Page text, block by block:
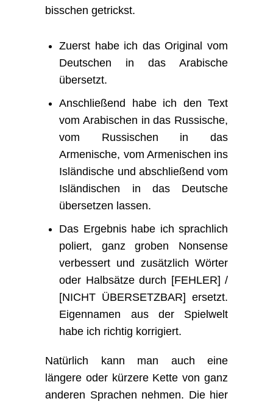
bisschen getrickst.
Zuerst habe ich das Original vom
Deutschen in das Arabische
übersetzt.
Anschließend habe ich den Text
vom Arabischen in das Russische,
vom Russischen in das
Armenische, vom Armenischen ins
Isländische und abschließend vom
Isländischen in das Deutsche
übersetzen lassen.
Das Ergebnis habe ich sprachlich
poliert, ganz groben Nonsense
verbessert und zusätzlich Wörter
oder Halbsätze durch [FEHLER] /
[NICHT ÜBERSETZBAR] ersetzt.
Eigennamen aus der Spielwelt
habe ich richtig korrigiert.
Natürlich kann man auch eine
längere oder kürzere Kette von ganz
anderen Sprachen nehmen. Die hier